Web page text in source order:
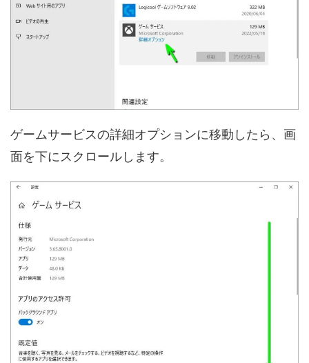
ゲームサービスの詳細オプションに移動したら、画
面を下にスクロールします。